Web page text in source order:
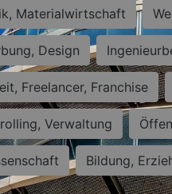
Materialwirtschaft
Design
Freelancer, Franchise
Verwaltung
Bildung,